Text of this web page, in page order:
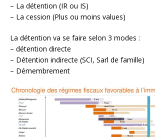
– La détention (IR ou IS)
– La cession (Plus ou moins values)
La détention va se faire selon 3 modes :
– détention directe
– Détention indirecte (SCI, Sarl de famille)
– Démembrement